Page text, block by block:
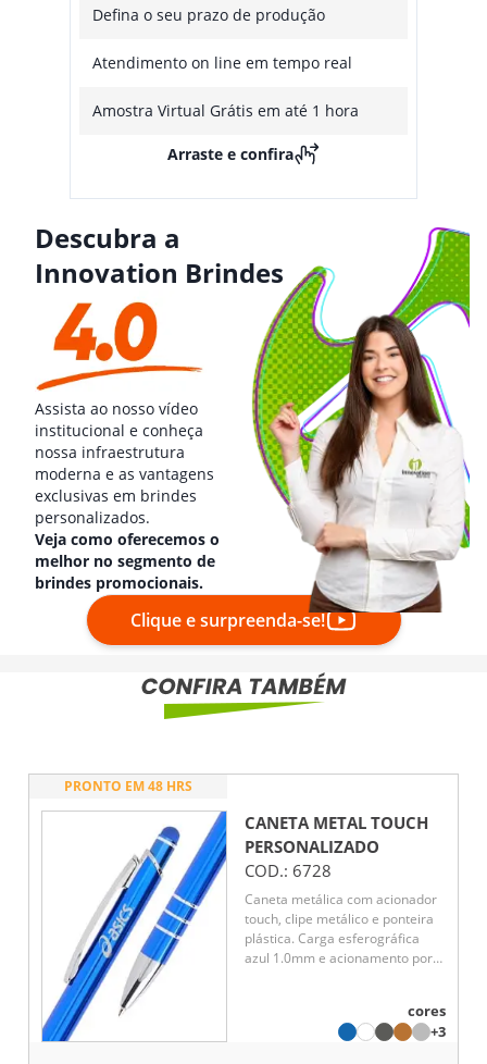
Defina o seu prazo de produção
Atendimento on line em tempo real
Amostra Virtual Grátis em até 1 hora
Arraste e confira
Descubra a
Innovation Brindes
Assista ao nosso vídeo
institucional e conheça
nossa infraestrutura
moderna e as vantagens
exclusivas em brindes
personalizados.
Veja como oferecemos o
melhor no segmento de
brindes promocionais.
Clique e surpreenda-se!
PRONTO EM 48 HRS
CANETA METAL TOUCH
PERSONALIZADO
COD.: 6728
Caneta metálica com acionador
touch, clipe metálico e ponteira
plástica. Carga esferográfica
azul 1.0mm e acionamento por
cores
+3